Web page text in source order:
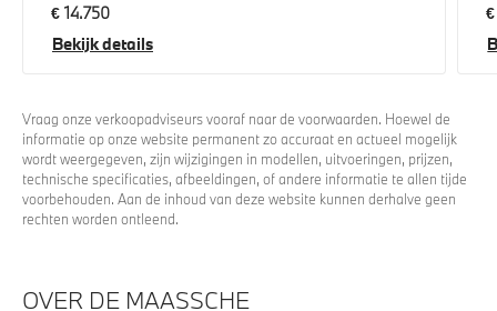
€ 14.750
Bekijk details
Vraag onze verkoopadviseurs vooraf naar de voorwaarden. Hoewel de
informatie op onze website permanent zo accuraat en actueel mogelijk
wordt weergegeven, zijn wijzigingen in modellen, uitvoeringen, prijzen,
technische specificaties, afbeeldingen, of andere informatie te allen tijde
voorbehouden. Aan de inhoud van deze website kunnen derhalve geen
rechten worden ontleend.
OVER DE MAASSCHE